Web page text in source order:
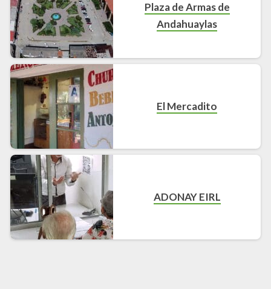
Plaza de Armas de
Andahuaylas
El Mercadito
ADONAY EIRL